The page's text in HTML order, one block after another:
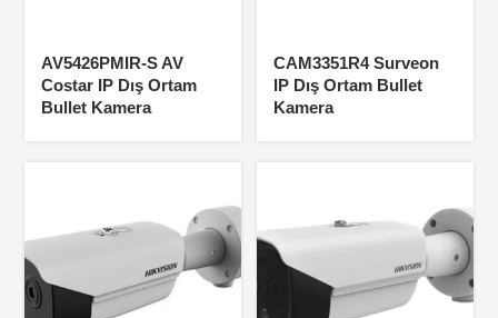
AV5426PMIR-S AV
Costar IP Dış Ortam
Bullet Kamera
CAM3351R4 Surveon
IP Dış Ortam Bullet
Kamera